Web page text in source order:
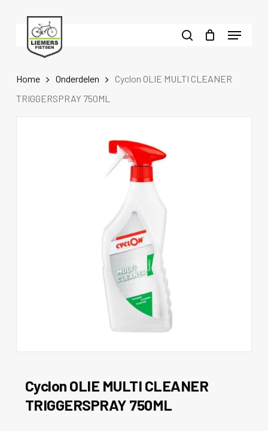
Menu
Home Onderdelen
Cyclon OLIE MULTI CLEANER
TRIGGERSPRAY 750ML
Cyclon OLIE MULTI CLEANER
TRIGGERSPRAY 750ML